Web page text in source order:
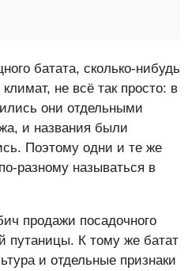
батата, сколько-нибудь
не всё так просто: в
они отдельными
и названия были
Поэтому одни и те же
разному называться в
продажи посадочного
путаницы. К тому же батат
и отдельные признаки